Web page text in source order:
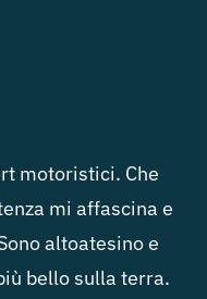
motoristici. Che
mi affascina e
altoatesino e
bello sulla terra.